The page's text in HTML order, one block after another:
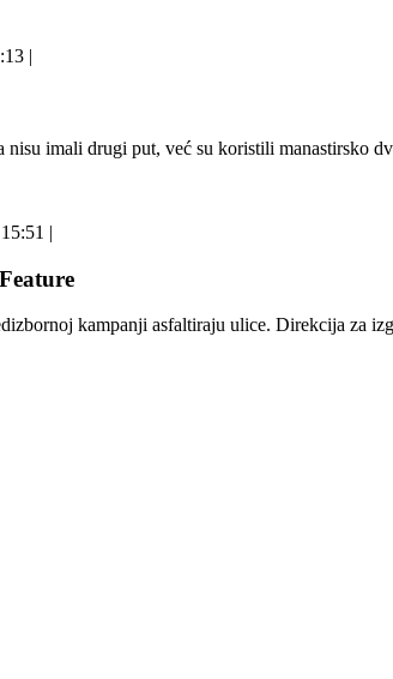
|
imali drugi put, već su koristili manastirsko
|
Feature
kampanji asfaltiraju ulice. Direkcija za